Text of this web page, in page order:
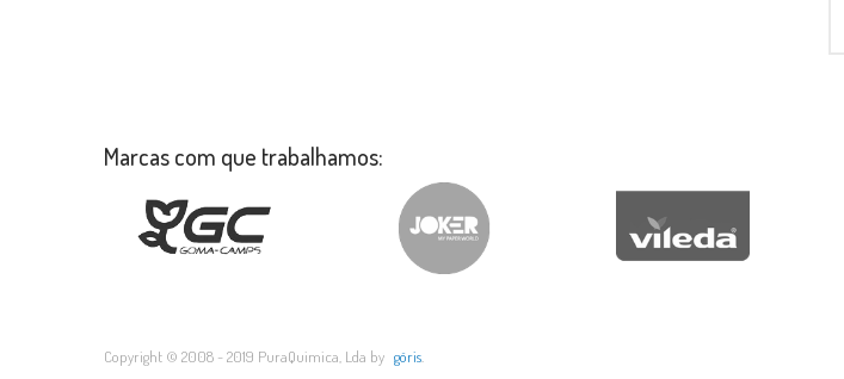
Marcas com que trabalhamos:
Copyright © 2008 - 2019 PuraQuimica, Lda by göris